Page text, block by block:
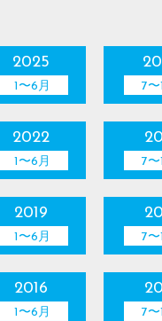
2025
1〜6月 7〜
2022
1〜6月 7〜
2019
1〜6月 7〜
2016
1〜6月 7〜